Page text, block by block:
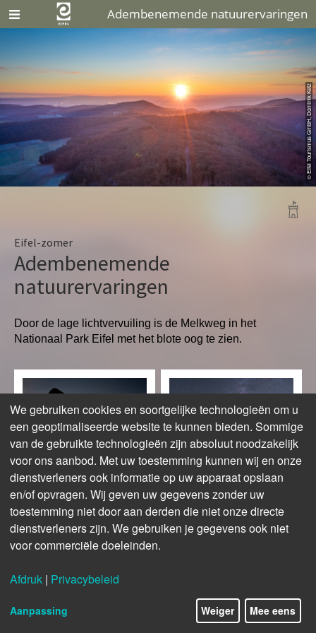
Adembenemende natuurervaringen
© Eifel Tourismus GmbH, Dominik Ketz
Eifel-zomer
Adembenemende
natuurervaringen
Door de lage lichtvervuiling is de Melkweg in het
Nationaal Park Eifel met het blote oog te zien.
© Medienzentrum des Kreises Euskirchen
Begeleide rondleidingen
Ontdek de magische
nachtelijke hemel met
de sterrengidsen.
Meer informatie
© Bernd Pröschold
Sternenblicke
10 gemakkelijk
bereikbare plaatsen om
de prachtige nachtelijke
We gebruiken cookies en soortgelijke technologieën om u
een geoptimaliseerde website te kunnen bieden. Sommige
van de gebruikte technologieën zijn absoluut noodzakelijk
voor ons aanbod. Met uw toestemming kunnen wij en onze
dienstverleners ook informatie op uw apparaat opslaan
en/of opvragen. Wij geven uw gegevens zonder uw
toestemming niet door aan derden die niet onze directe
dienstverleners zijn. We gebruiken je gegevens ook niet
voor commerciële doeleinden.
Afdruk | Privacybeleid
Aanpassing Weiger Mee eens